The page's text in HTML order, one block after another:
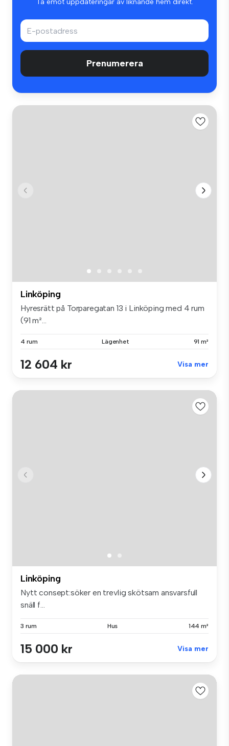
Ta emot uppdateringar av liknande hem direkt.
Prenumerera
Linköping
Hyresrätt på Torparegatan 13 i Linköping med 4 rum
(91 m²...
4 rum Lägenhet 91 m²
12 604 kr Visa mer
Linköping
Nytt consept:söker en trevlig skötsam ansvarsfull
snäll f...
3 rum Hus 144 m²
15 000 kr Visa mer